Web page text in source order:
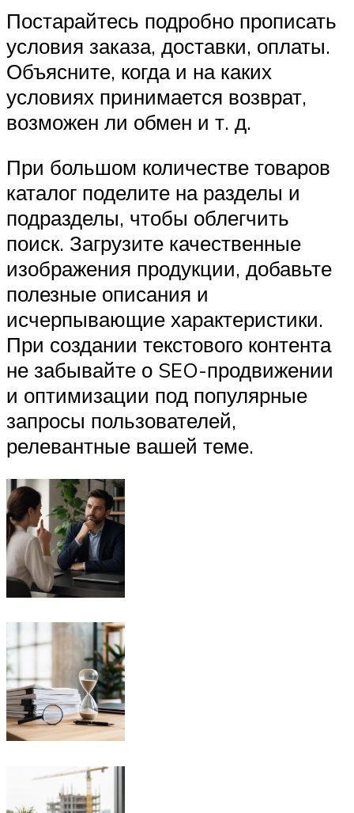
Постарайтесь подробно прописать
условия заказа, доставки, оплаты.
Объясните, когда и на каких
условиях принимается возврат,
возможен ли обмен и т. д.
При большом количестве товаров
каталог поделите на разделы и
подразделы, чтобы облегчить
поиск. Загрузите качественные
изображения продукции, добавьте
полезные описания и
исчерпывающие характеристики.
При создании текстового контента
не забывайте о SEO-продвижении
и оптимизации под популярные
запросы пользователей,
релевантные вашей теме.